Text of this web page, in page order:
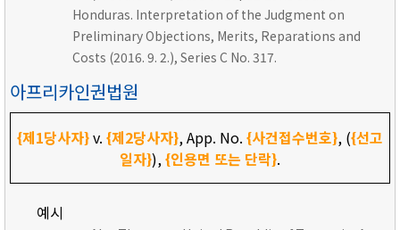
Honduras. Interpretation of the Judgment on
Preliminary Objections, Merits, Reparations and
Costs (2016. 9. 2.), Series C No. 317.
아프리카인권법원
{제1당사자}v. {제2당사자}, App. No. {사건접수번호}, ({선고
일자}),{인용면 또는 단락}.
예시